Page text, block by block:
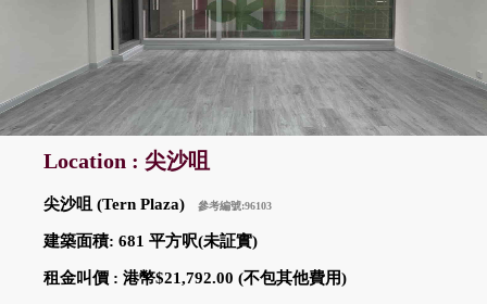
Location : 尖沙咀
尖沙咀 (Tern Plaza) 參考編號:96103
建築面積: 681 平方呎(未証實)
租金叫價 : 港幣$21,792.00 (不包其他費用)